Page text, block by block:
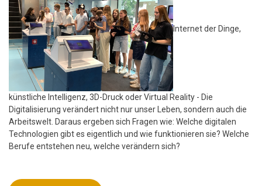
Internet der Dinge,
künstliche Intelligenz, 3D-Druck oder Virtual Reality - Die
Digitalisierung verändert nicht nur unser Leben, sondern auch die
Arbeitswelt. Daraus ergeben sich Fragen wie: Welche digitalen
Technologien gibt es eigentlich und wie funktionieren sie? Welche
Berufe entstehen neu, welche verändern sich?